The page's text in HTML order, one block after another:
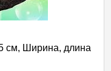
см, Ширина, длина